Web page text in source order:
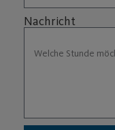
Nachricht